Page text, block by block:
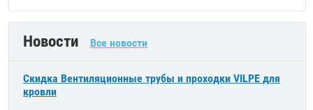
Новости Все новости
Скидка Вентиляционные трубы и проходки VILPE для
кровли